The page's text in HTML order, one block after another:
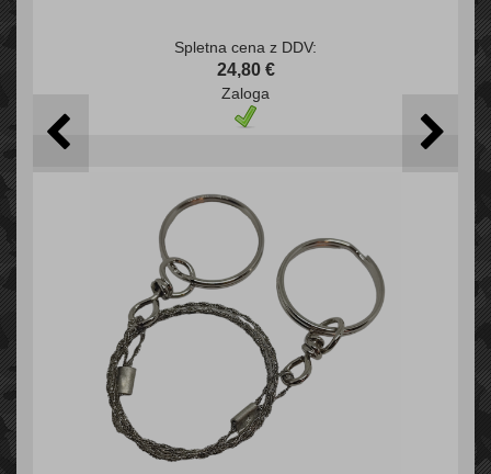
Spletna cena z DDV:
24,80 €
Zaloga